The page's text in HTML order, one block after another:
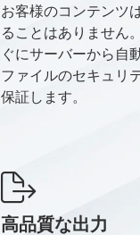
お客様のコンテンツ
ることはありません
ぐにサーバーから自
ファイルのセキュリ
保証します。
高品質な出力